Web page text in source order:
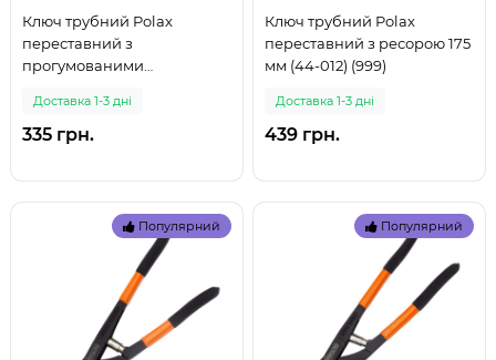
Ключ трубний Polax
переставний з
прогумованими
(999)
Доставка 1-3 дні
335 грн.
Ключ трубний Polax
переставний з ресорою 175
мм (44-012) (999)
Доставка 1-3 дні
439 грн.
Популярний Популярний